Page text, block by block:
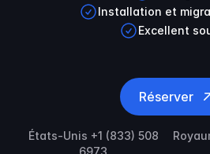
Installation et
Excellent
Réserver
États-Unis +1 (833) 508
6973